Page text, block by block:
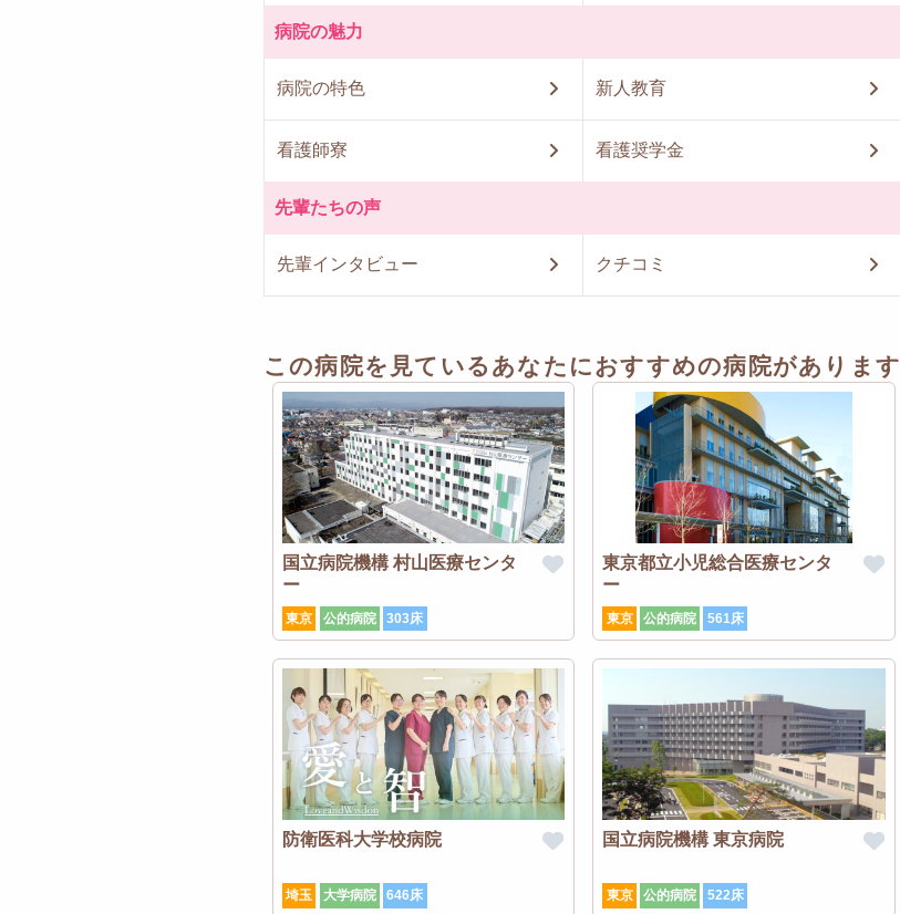
病院の魅力
病院の特色 新人教育
看護師寮 看護奨学金
先輩たちの声
先輩インタビュー クチコミ
この病院を見ているあなたにおすすめの病院があります
国立病院機構 村山医療センタ
ー
東京 公的病院 303床
東京都立小児総合医療センタ
ー
東京 公的病院 561床
防衛医科大学校病院
埼玉 大学病院 646床
国立病院機構 東京病院
東京 公的病院 522床